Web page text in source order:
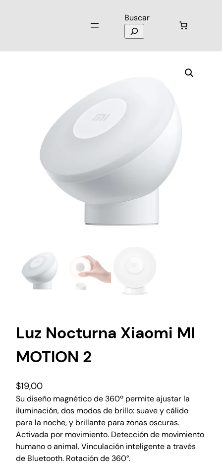
Buscar
Luz Nocturna Xiaomi MI
MOTION 2
$19,00
Su diseño magnético de 360º permite ajustar la
iluminación, dos modos de brillo: suave y cálido
para la noche, y brillante para zonas oscuras.
Activada por movimiento. Detección de movimiento
humano o animal. Vinculación inteligente a través
de Bluetooth. Rotación de 360°.